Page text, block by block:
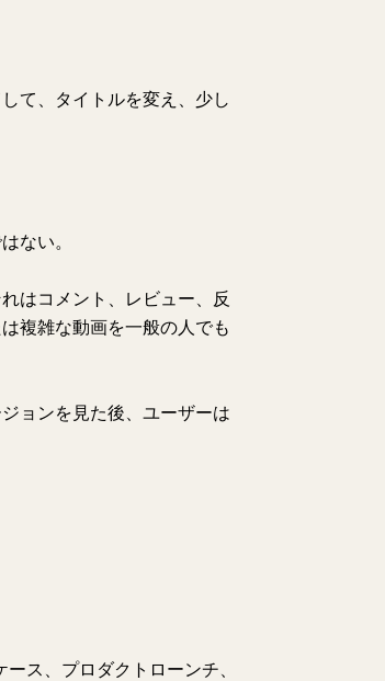
て、タイトルを変え、少し
ない。
はコメント、レビュー、反
複雑な動画を一般の人でも
ョンを見た後、ユーザーは
ス、プロダクトローンチ、